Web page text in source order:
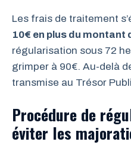
Les frais de traitement
10€ en plus du montant
régularisation sous 72
grimper à 90€. Au-delà
transmise au Trésor
Procédure de
éviter les